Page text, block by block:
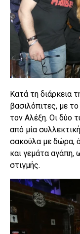
Κατά τη διάρκεια
βασιλόπιτες, με
τον Αλέξη. Οι δύο
από μία
σακούλα με δώρα,
και γεμάτα αγάπη,
στιγμής.